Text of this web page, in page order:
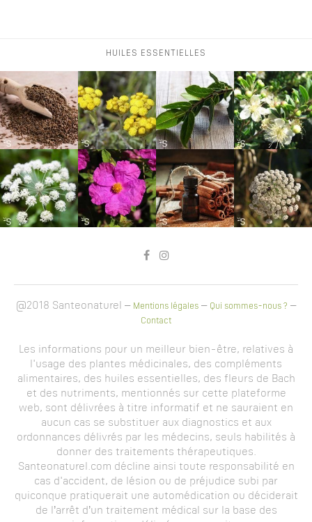
HUILES ESSENTIELLES
@2018 Santeonaturel – Mentions légales – Qui sommes-nous ? –
Contact
Les informations pour un meilleur bien-être, relatives à
l'usage des plantes médicinales, des compléments
alimentaires, des huiles essentielles, des fleurs de Bach
et des nutriments, mentionnés sur cette plateforme
web, sont délivrées à titre informatif et ne sauraient en
aucun cas se substituer aux diagnostics et aux
ordonnances délivrés par les médecins, seuls habilités à
donner des traitements thérapeutiques.
Santeonaturel.com décline ainsi toute responsabilité en
cas d'accident, de lésion ou de préjudice subi par
quiconque pratiquerait une automédication ou déciderait
de l’arrêt d’un traitement médical sur la base des